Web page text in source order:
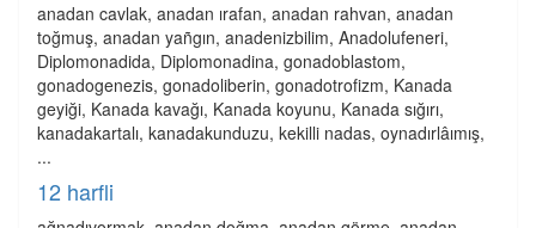
anadan cavlak, anadan ırafan, anadan rahvan, anadan
toğmuş, anadan yañgın, anadenizbilim, Anadolufeneri,
Diplomonadida, Diplomonadina, gonadoblastom,
gonadogenezis, gonadoliberin, gonadotrofizm, Kanada
geyiği, Kanada kavağı, Kanada koyunu, Kanada sığırı,
kanadakartalı, kanadakunduzu, kekilli nadas, oynadırlâımış,
...
12 harfli